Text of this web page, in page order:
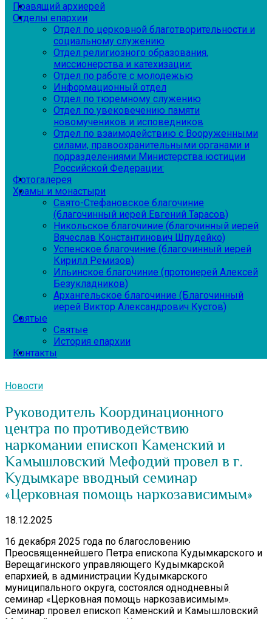
Правящий архиерей
Отделы епархии
Отдел по церковной благотворительности и
социальному служению
Отдел религиозного образования,
миссионерства и катехизации:
Отдел по работе с молодежью
Информационный отдел
Отдел по тюремному служению
Отдел по увековечению памяти
новомучеников и исповедников
Отдел по взаимодействию с Вооруженными
силами, правоохранительными органами и
подразделениями Министерства юстиции
Российской Федерации:
Фотогалерея
Храмы и монастыри
Свято-Стефановское благочиние
(благочинный иерей Евгений Тарасов)
Никольское благочиние (благочинный иерей
Вячеслав Константинович Шпудейко)
Успенское благочиние (благочинный иерей
Кирилл Ремизов)
Ильинское благочиние (протоиерей Алексей
Безукладников)
Архангельское благочиние (Благочинный
иерей Виктор Александрович Кустов)
Святые
Святые
История епархии
Контакты
Новости
Руководитель Координационного
центра по противодействию
наркомании епископ Каменский и
Камышловский Мефодий провел в г.
Кудымкаре вводный семинар
«Церковная помощь наркозависимым»
18.12.2025
16 декабря 2025 года по благословению
Преосвященнейшего Петра епископа Кудымкарского и
Верещагинского управляющего Кудымкарской
епархией, в администрации Кудымкарского
муниципального округа, состоялся однодневный
семинар «Церковная помощь наркозависимым».
Семинар провел епископ Каменский и Камышловский